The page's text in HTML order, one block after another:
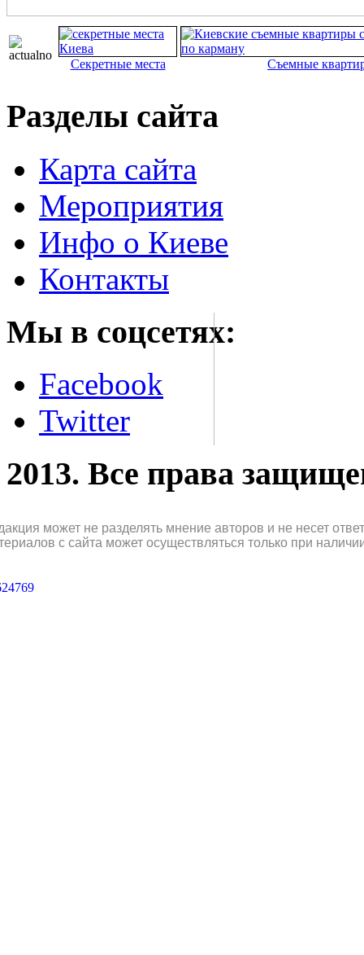
Секретные места Съемные
Разделы сайта
Карта сайта
Мероприятия
Инфо о Киеве
Контакты
Мы в соцсетях:
Facebook
Twitter
2013. Все права
может не разделять мнение авторов и не несет
с сайта может осуществляться только при